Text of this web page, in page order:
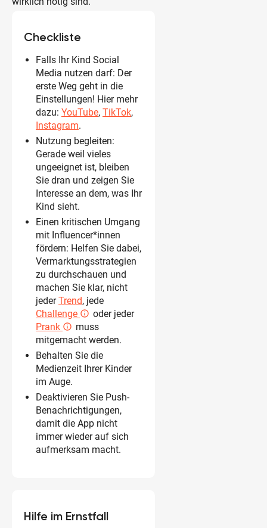
Checkliste
Falls Ihr Kind Social
Media nutzen darf: Der
erste Weg geht in die
Einstellungen! Hier mehr
dazu: YouTube, TikTok,
Instagram.
Nutzung begleiten:
Gerade weil vieles
ungeeignet ist, bleiben
Sie dran und zeigen Sie
Interesse an dem, was Ihr
Kind sieht.
Einen kritischen Umgang
mit Influencer*innen
fördern: Helfen Sie dabei,
Vermarktungsstrategien
zu durchschauen und
machen Sie klar, nicht
jederTrend, jede
Challenge info_outlinedoder jeder
Prank info_outlinedmuss
mitgemacht werden.
Behalten Sie die
Medienzeit Ihrer Kinder
im Auge.
Deaktivieren Sie Push-
Benachrichtigungen,
damit die App nicht
immer wieder auf sich
aufmerksam macht.
Hilfe im Ernstfall